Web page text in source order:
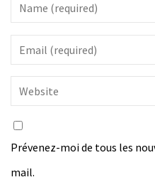
Prévenez-moi de tous les
mail.